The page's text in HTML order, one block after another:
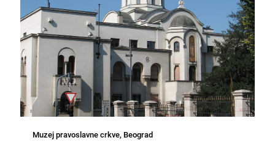
Muzej pravoslavne crkve, Beograd